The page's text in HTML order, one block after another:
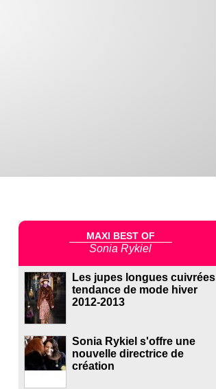
MAXI BEST OF
Sonia Rykiel
Les jupes longues cuivrées
tendance de mode hiver
2012-2013
Sonia Rykiel s'offre une
nouvelle directrice de
création